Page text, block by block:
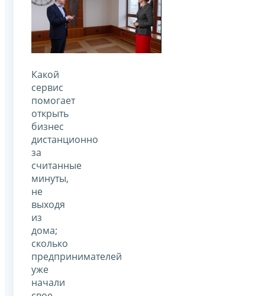
Какой
сервис
помогает
открыть
бизнес
дистанционно
за
считанные
минуты,
не
выходя
из
дома;
сколько
предпринимателей
уже
начали